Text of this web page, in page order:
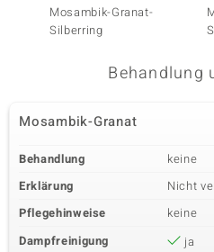
Mosambik-Granat-
Silberring
Behandlung
Mosambik-Granat
Behandlung
keine
Erklärung
Nicht
Pflegehinweise
keine
Dampfreinigung
ja